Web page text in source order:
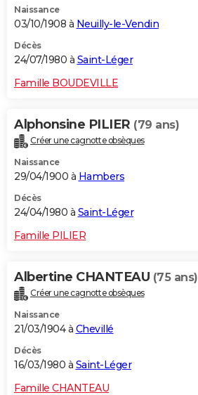
Naissance
03/10/1908 à Neuilly-le-Vendin
Décès
24/07/1980 à Saint-Léger
Famille BOUDEVILLE
Alphonsine PILIER (79 ans)
Créer une cagnotte obsèques
Naissance
29/04/1900 à Hambers
Décès
24/04/1980 à Saint-Léger
Famille PILIER
Albertine CHANTEAU (75 ans)
Créer une cagnotte obsèques
Naissance
21/03/1904 à Chevillé
Décès
16/03/1980 à Saint-Léger
Famille CHANTEAU